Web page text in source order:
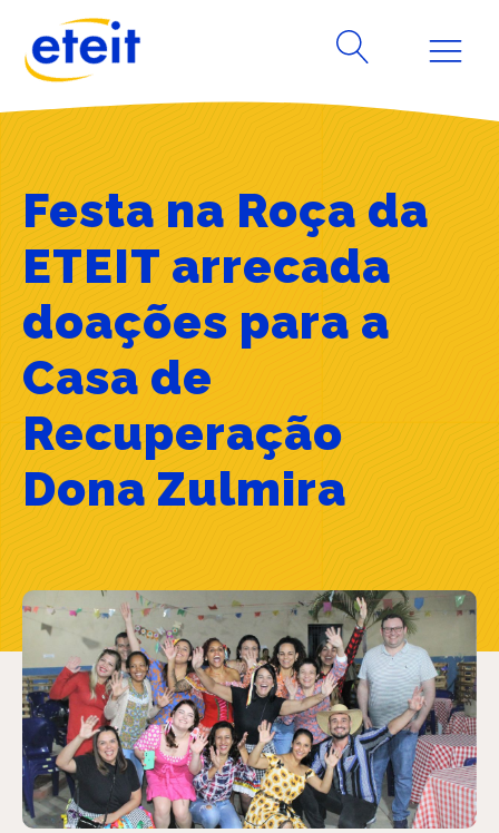
Festa na Roça da
ETEIT arrecada
doações para a
Casa de
Recuperação
Dona Zulmira